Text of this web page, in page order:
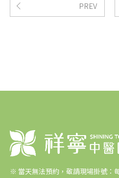
PREV
※ 當天無法預約，敬請現場掛號：